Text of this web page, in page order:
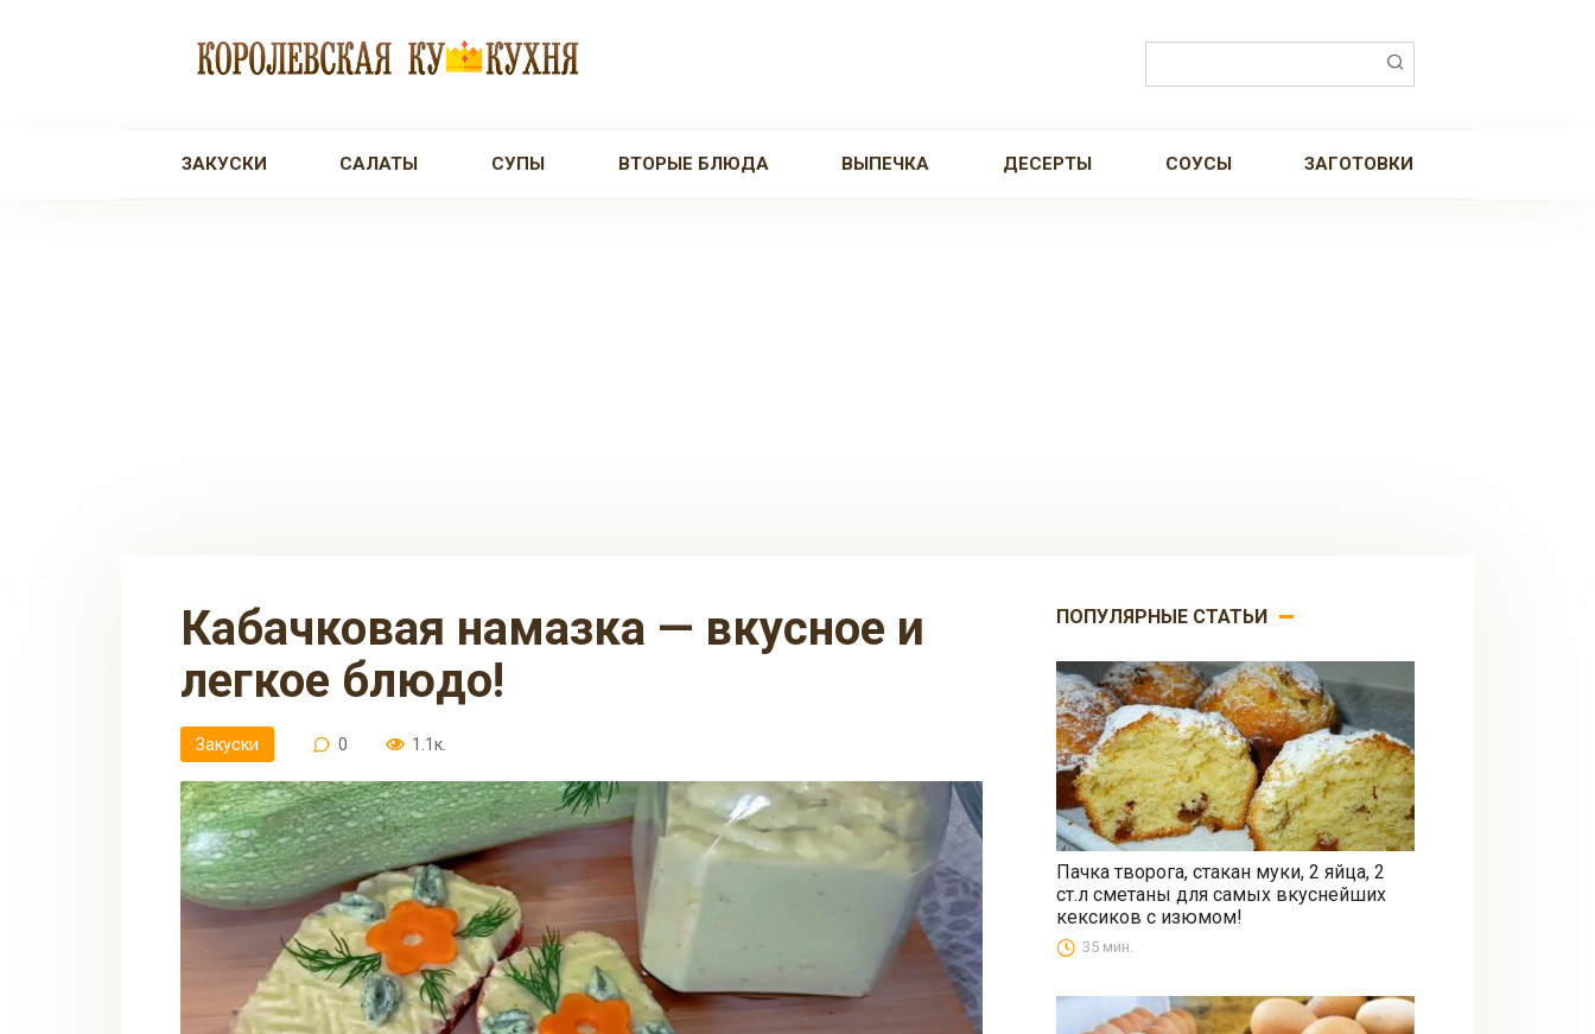
ЗАКУСКИ САЛАТЫ СУПЫ ВТОРЫЕ БЛЮДА ВЫПЕЧКА ДЕСЕРТЫ СОУСЫ ЗАГОТОВКИ
Кабачковая намазка — вкусное и
легкое блюдо!
Закуски 0 1.1к.
ПОПУЛЯРНЫЕ СТАТЬИ
Выпечка
Пачка творога, стакан муки, 2 яйца, 2
ст.л сметаны для самых вкуснейших
кексиков с изюмом!
35 мин.